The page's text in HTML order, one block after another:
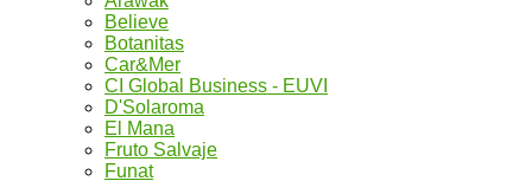
Believe
Botanitas
Car&Mer
CI Global Business - EUVI
D'Solaroma
El Mana
Fruto Salvaje
Funat